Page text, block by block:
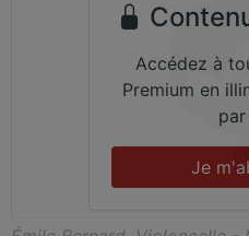
Accédez à
Premium en
Je